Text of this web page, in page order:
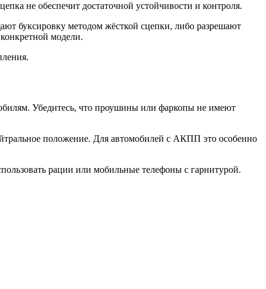
не обеспечит достаточной устойчивости и контроля.
буксировку методом жёсткой сцепки, либо разрешают
модели.
Убедитесь, что проушины или фаркопы не имеют
положение. Для автомобилей с АКПП это особенно
рации или мобильные телефоны с гарнитурой.